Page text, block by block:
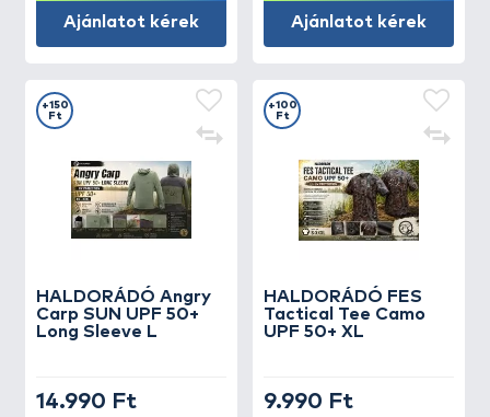
Ajánlatot kérek Ajánlatot kérek
HALDORÁDÓ Angry
Carp SUN UPF 50+
Long Sleeve L
+150
Ft
14.990 Ft
HALDORÁDÓ FES
Tactical Tee Camo
UPF 50+ XL
+100
Ft
9.990 Ft